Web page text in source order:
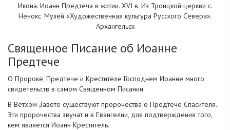
Икона. Иоанн Предтеча в житии. XVI в. Из Троицкой церкви с.
Ненокс. Музей «Художественная культура Русского Севера».
Архангельск
Священное Писание об Иоанне
Предтече
О Пророке, Предтече и Крестителе Господнем Иоанне много
свидетельств в самом Священном Писании.
В Ветхом Завете существуют пророчества о Предтече Спасителя.
Эти пророчества звучат и в Евангелии, для подтверждения того,
кем является Иоанн Креститель.